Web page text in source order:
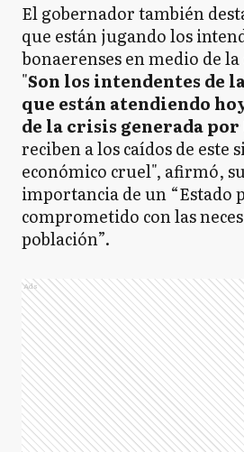
El gobernador también
que están jugando los
bonaerenses en medio de
"Son los intendentes de
que están atendiendo
de la crisis generada
reciben a los caídos de este
económico cruel", afirmó,
importancia de un “Estado
comprometido con las
población”.
Ads